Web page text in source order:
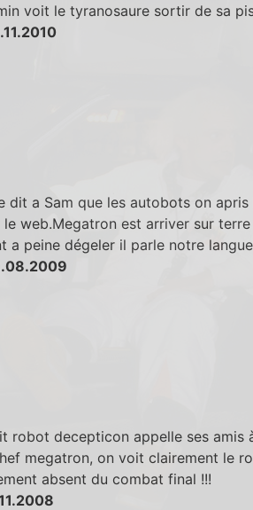
voit le tyranosaure sortir de sa
dit a Sam que les autobots on
web.Megatron est arriver sur
a peine dégeler il parle notre
robot decepticon appelle ses amis
megatron, on voit clairement le
absent du combat final !!!